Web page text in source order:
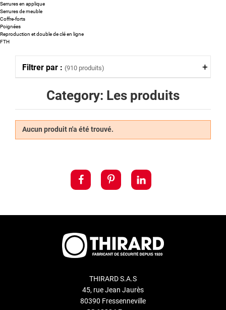
Serrures en applique
Serrures de meuble
Coffre-forts
Poignées
Reproduction et double de clé en ligne
FTH
Category: Les produits
Aucun produit n'a été trouvé.
Filtrer par : (910 produits)
THIRARD S.A.S
45, rue Jean Jaurès
80390 Fressenneville